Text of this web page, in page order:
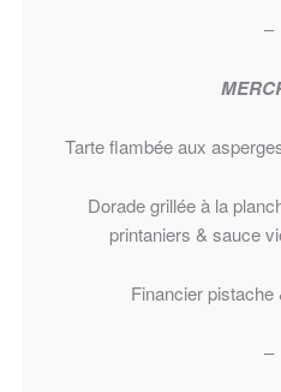
–
Tarte flambée aux
Dorade grillée à la
printaniers & sauce
Financier pistache
–